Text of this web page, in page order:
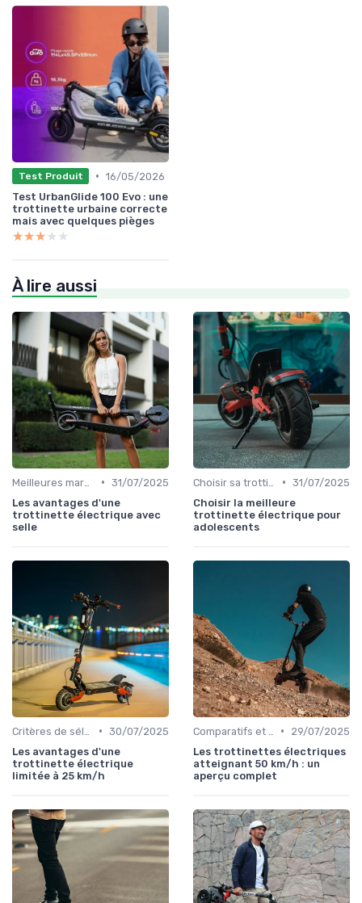
Test Produit • 16/05/2026
Test UrbanGlide 100 Evo : une
trottinette urbaine correcte
mais avec quelques pièges
★★★★★
★★★★★
À lire aussi
• 31/07/2025
Les avantages d'une
trottinette électrique avec
selle
• 31/07/2025
Choisir la meilleure
trottinette électrique pour
adolescents
• 30/07/2025
Les avantages d'une
trottinette électrique
limitée à 25 km/h
•
29/07/2025
Les trottinettes électriques
atteignant 50 km/h : un
aperçu complet